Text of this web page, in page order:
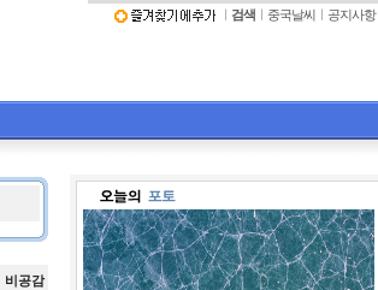
검색 중국날씨 공지사항
비공감